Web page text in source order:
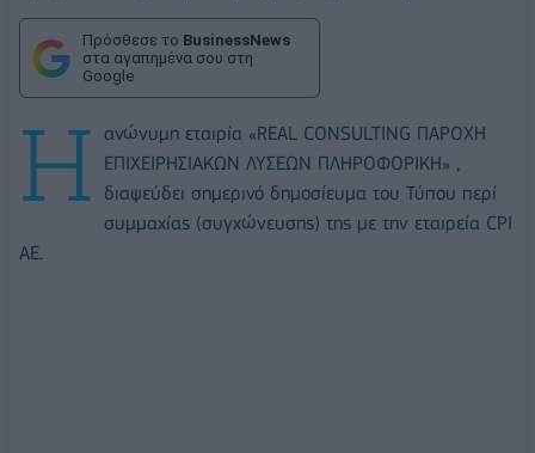
Πρόσθεσε το BusinessNews
στα αγαπημένα σου στη
Google
Η
ανώνυμη εταιρία «REAL CONSULTING ΠΑΡΟΧΗ
ΕΠΙΧΕΙΡΗΣΙΑΚΩΝ ΛΥΣΕΩΝ ΠΛΗΡΟΦΟΡΙΚΗ» ,
διαψεύδει σημερινό δημοσίευμα του Τύπου περί
συμμαχίας (συγχώνευσης) της με την εταιρεία CPI
AE.